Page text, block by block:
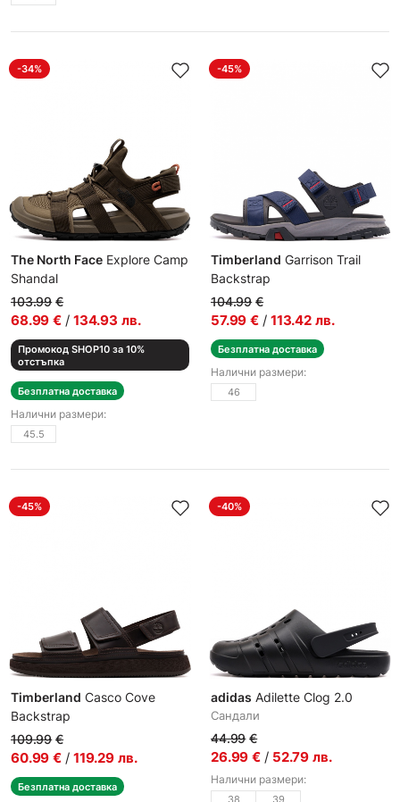
-34%
The North Face Explore Camp
Shandal
Мъжки сандали
103.99 €
68.99 € / 134.93 лв.
Промокод SHOP10 за 10%
отстъпка
Безплатна доставка
Налични размери:
45.5
-45%
Timberland Garrison Trail
Backstrap
Мъжки сандали
104.99 €
57.99 € / 113.42 лв.
Безплатна доставка
Налични размери:
46
-45%
Timberland Casco Cove
Backstrap
Мъжки сандали
109.99 €
60.99 € / 119.29 лв.
Безплатна доставка
-40%
adidas Adilette Clog 2.0
Сандали
44.99 €
26.99 € / 52.79 лв.
Налични размери:
38 39